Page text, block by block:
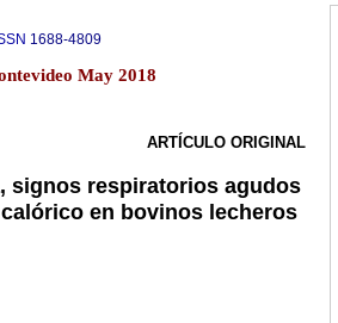
1688-4809
May 2018
ARTÍCULO ORIGINAL
signos respiratorios agudos
en bovinos lecheros